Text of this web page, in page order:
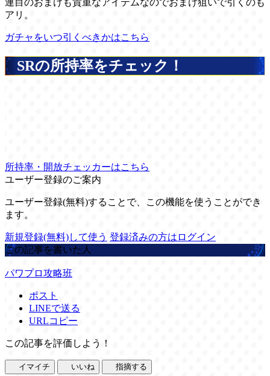
連目のおまけも貴重なアイテムなのでおまけ狙いで引くのも
アリ。
ガチャをいつ引くべきかはこちら
SRの所持率をチェック！
所持率・開放チェッカーはこちら
ユーザー登録のご案内
ユーザー登録(無料)することで、この機能を使うことができ
ます。
新規登録(無料)して使う 登録済みの方はログイン
この記事を書いた人
パワプロ攻略班
ポスト
LINEで送る
URLコピー
この記事を評価しよう！
イマイチ いいね 指摘する